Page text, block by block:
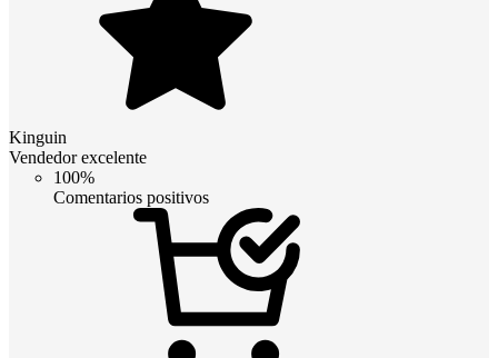
Kinguin
Vendedor excelente
100%
Comentarios positivos